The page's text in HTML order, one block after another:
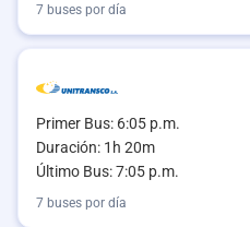
7 buses por día
Primer Bus: 6:05 p.m.
Duración: 1h 20m
Último Bus: 7:05 p.m.
7 buses por día